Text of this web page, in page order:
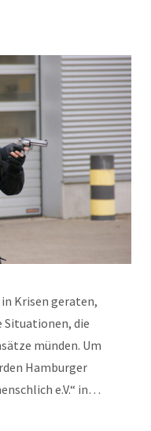
Krisen geraten,
die
münden. Um
Hamburger
e.V.“ in…